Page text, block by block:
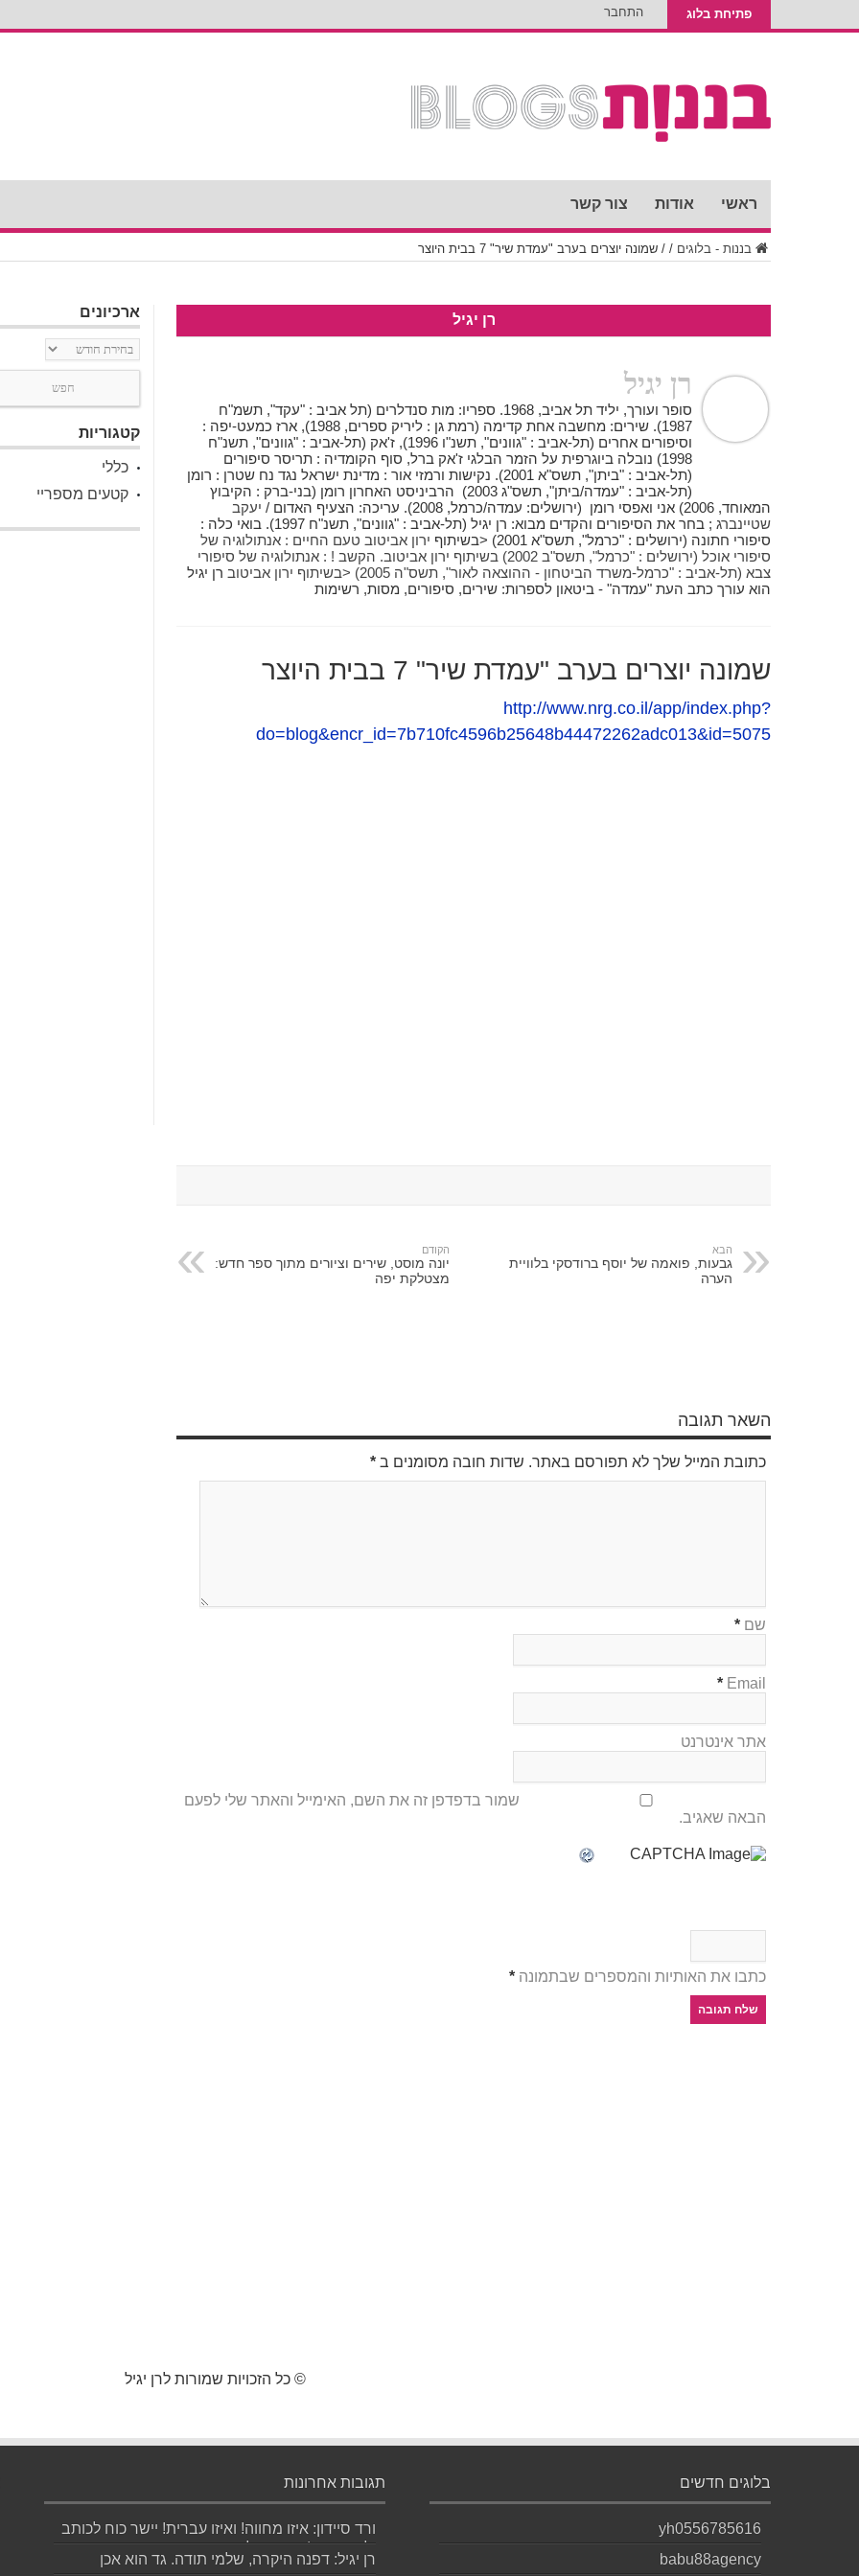
פתיחת בלוג התחבר
ראשי אודות צור קשר
בננות - בלוגים /
/ שמונה יוצרים בערב "עמדת שיר" 7 בבית היוצר
רן יגיל
רן יגיל
סופר ועורך, יליד תל אביב, 1968. ספריו: מות סנדלרים (תל אביב : "עקד", תשמ"ח
1987). שירים: מחשבה אחת קדימה (רמת גן : ליריק ספרים, 1988), ארז כמעט-יפה :
וסיפורים אחרים (תל-אביב : "גוונים", תשנ"ו 1996), ז'אק (תל-אביב : "גוונים", תשנ"ח
1998) נובלה ביוגרפית על הזמר הבלגי ז'אק ברל, סוף הקומדיה : תריסר סיפורים
(תל-אביב : "ביתן", תשס"א 2001). נקישות ורמזי אור : מדינת ישראל נגד נח שטרן : רומן
(תל-אביב : "עמדה/ביתן", תשס"ג 2003) הרביניסט האחרון רומן (בני-ברק : הקיבוץ
המאוחד, 2006) אני ואפסי רומן (ירושלים: עמדה/כרמל, 2008). עריכה: הצעיף האדום /
יעקב
שטיינברג
; בחר את הסיפורים והקדים מבוא: רן יגיל (תל-אביב : "גוונים", תשנ"ח 1997). בואי כלה :
סיפורי חתונה (ירושלים : "כרמל", תשס"א 2001) <בשיתוף
ירון אביטוב טעם החיים : אנתולוגיה של
סיפורי אוכל (ירושלים : "כרמל", תשס"ב 2002) בשיתוף
ירון אביטוב. הקשב ! : אנתולוגיה של סיפורי
צבא (תל-אביב : "כרמל-משרד הביטחון - ההוצאה לאור", תשס"ה 2005) <בשיתוף
ירון אביטוב רן יגיל
הוא עורך כתב העת "עמדה" - ביטאון לספרות: שירים, סיפורים, מסות, רשימות
שמונה יוצרים בערב "עמדת שיר" 7 בבית היוצר
http://www.nrg.co.il/app/index.php?
do=blog&encr_id=7b710fc4596b25648b44472262adc013&id=5075
הקודם
יונה מוסט, שירים וציורים מתוך ספר חדש:
מצטלקת יפה
הבא
גבעות, פואמה של יוסף ברודסקי בלוויית
הערה
השאר תגובה
כתובת המייל שלך לא תפורסם באתר. שדות חובה מסומנים ב *
שם *
Email
*
אתר אינטרנט
שמור בדפדפן זה את השם, האימייל והאתר שלי לפעם
הבאה שאגיב.
כתבו את האותיות והמספרים שבתמונה *
ארכיונים
ארכיונים
קטגוריות
כללי
קטעים מספריי
© כל הזכויות שמורות לרן יגיל
בלוגים חדשים
yh0556785616
babu88agency
תגובות אחרונות
ורד סיידון: איזו מחווה! ואיזו עברית! יישר כוח לכותב
ולאהובתו :) שבת שלום...
רן יגיל: דפנה היקרה, שלמי תודה. גד הוא אכן